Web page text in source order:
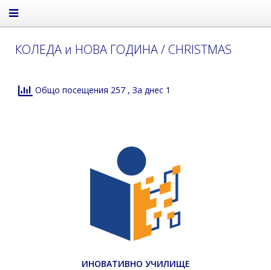
КОЛЕДА и НОВА ГОДИНА / CHRISTMAS
Общо посещения 257 , За днес 1
ИНОВАТИВНО УЧИЛИЩЕ